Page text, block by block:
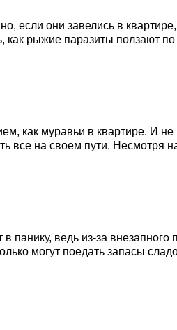
если они завелись в
рыжие паразиты ползают
как муравьи в квартире. И
все на своем пути. Несмотря
ведь из-за
могут поедать запасы